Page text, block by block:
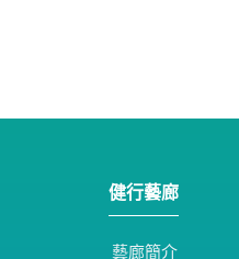
健行藝廊
藝廊簡介